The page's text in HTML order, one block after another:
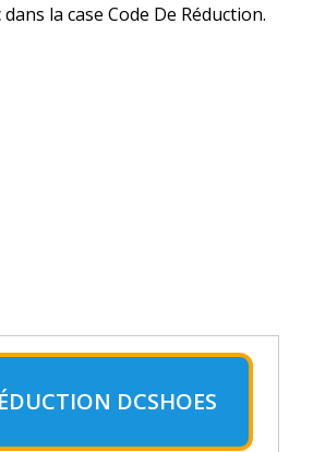
la case Code De Réduction.
DCSHOES